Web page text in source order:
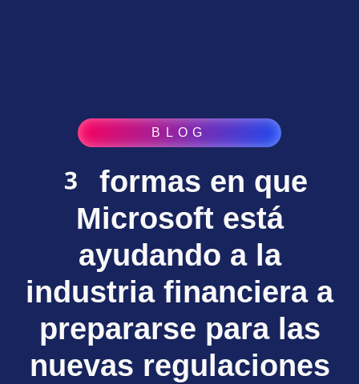
BLOG
3 formas en que
Microsoft está
ayudando a la
industria financiera a
prepararse para las
nuevas regulaciones